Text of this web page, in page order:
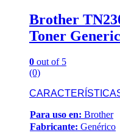
Brother
Toner
0 out of 5
(0)
Para uso en: Brother
Fabricante: Genérico